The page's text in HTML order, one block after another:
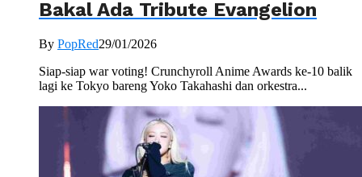
Bakal Ada Tribute Evangelion
By PopRed29/01/2026
Siap-siap war voting! Crunchyroll Anime Awards ke-10 balik
lagi ke Tokyo bareng Yoko Takahashi dan orkestra...